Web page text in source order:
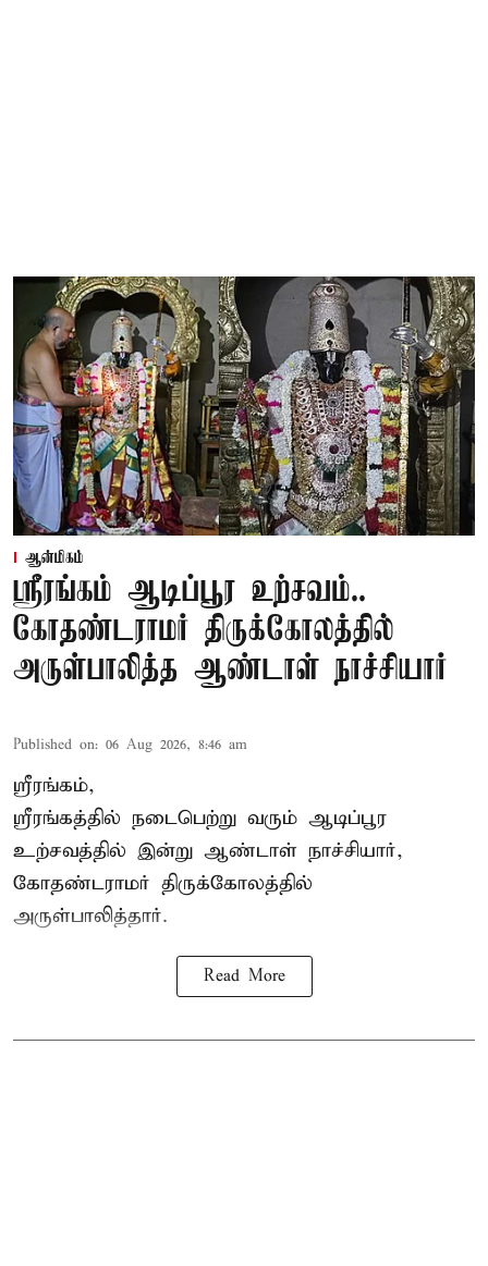
ஆன்மிகம்
ஸ்ரீரங்கம் ஆடிப்பூர உற்சவம்..
கோதண்டராமர் திருக்கோலத்தில்
அருள்பாலித்த ஆண்டாள் நாச்சியார்
Published on: 06 Aug 2026, 8:46 am
ஸ்ரீரங்கம்,
ஸ்ரீரங்கத்தில் நடைபெற்று வரும் ஆடிப்பூர
உற்சவத்தில் இன்று ஆண்டாள் நாச்சியார்,
கோதண்டராமர் திருக்கோலத்தில்
அருள்பாலித்தார்.
Read More